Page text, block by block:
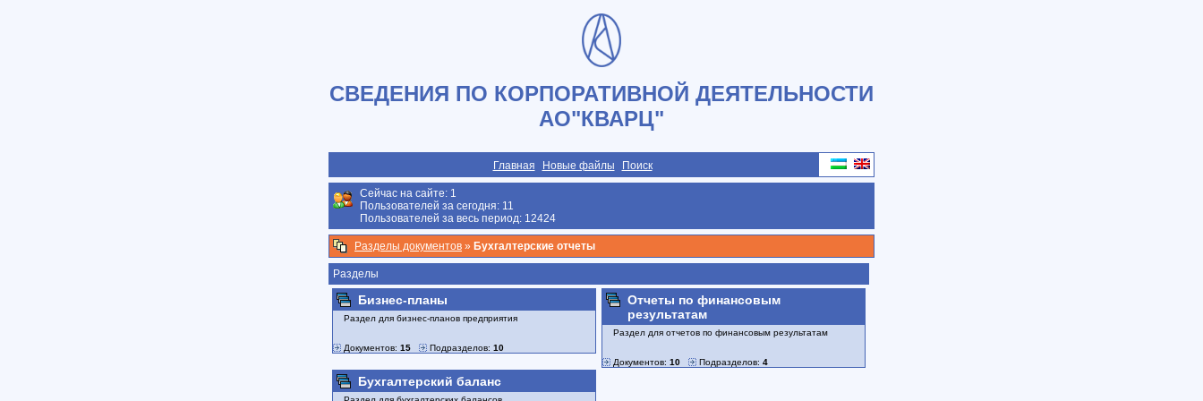
СВЕДЕНИЯ ПО КОРПОРАТИВНОЙ ДЕЯТЕЛЬНОСТИ
АО"КВАРЦ"
Главная Новые файлы Поиск
Сейчас на сайте: 1
Пользователей за сегодня: 11
Пользователей за весь период: 12424
Разделы документов » Бухгалтерские отчеты
Разделы
Бизнес-планы
Раздел для бизнес-планов предприятия
Документов: 15 Подразделов: 10
Бухгалтерский баланс
Отчеты по финансовым
результатам
Раздел для отчетов по финансовым результатам
Документов: 10 Подразделов: 4